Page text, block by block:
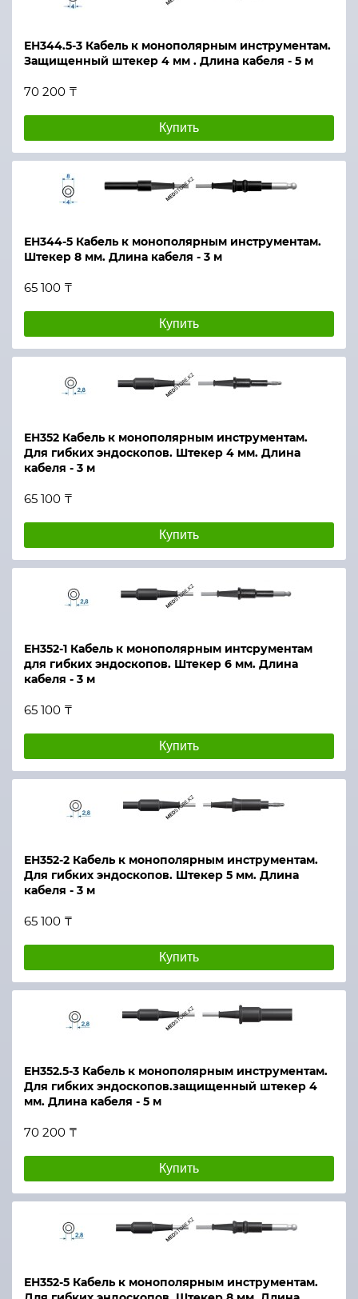
ЕН344.5-3 Кабель к монополярным инструментам.
Защищенный штекер 4 мм . Длина кабеля - 5 м
70 200 ₸
Купить
ЕН344-5 Кабель к монополярным инструментам.
Штекер 8 мм. Длина кабеля - 3 м
65 100 ₸
Купить
ЕН352 Кабель к монополярным инструментам.
Для гибких эндоскопов. Штекер 4 мм. Длина
кабеля - 3 м
65 100 ₸
Купить
ЕН352-1 Кабель к монополярным интсрументам
для гибких эндоскопов. Штекер 6 мм. Длина
кабеля - 3 м
65 100 ₸
Купить
ЕН352-2 Кабель к монополярным инструментам.
Для гибких эндоскопов. Штекер 5 мм. Длина
кабеля - 3 м
65 100 ₸
Купить
ЕН352.5-3 Кабель к монополярным инструментам.
Для гибких эндоскопов.защищенный штекер 4
мм. Длина кабеля - 5 м
70 200 ₸
Купить
ЕН352-5 Кабель к монополярным инструментам.